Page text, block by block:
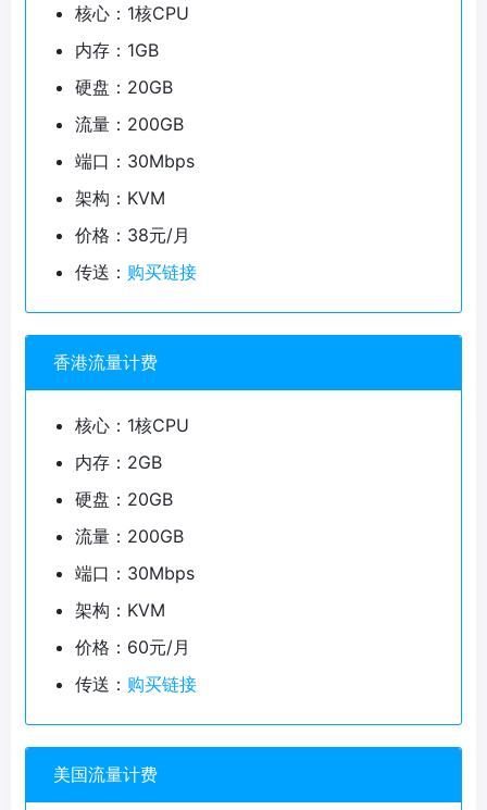
核心：1核CPU
内存：1GB
硬盘：20GB
流量：200GB
端口：30Mbps
架构：KVM
价格：38元/月
传送： 购买链接
香港流量计费
核心：1核CPU
内存：2GB
硬盘：20GB
流量：200GB
端口：30Mbps
架构：KVM
价格：60元/月
传送： 购买链接
美国流量计费